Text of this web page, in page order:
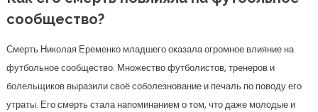
сообщество?
Смерть Николая Еременко младшего оказала огромное влияние на
футбольное сообщество. Множество футболистов, тренеров и
болельщиков выразили своё соболезнование и печаль по поводу его
утраты. Его смерть стала напоминанием о том, что даже молодые и